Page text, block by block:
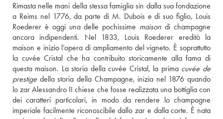
Rimasta nelle mani della stessa famiglia sin dalla sua fondazione
a Reims nel 1776, da parte di M. Dubois e di suo figlio, Louis
Roederer è oggi una delle pochissime maison di champagne
ancora indipendenti. Nel 1833, Louis Roederer ereditò la
maison e inizio l’opera di ampliamento del vigneto. È soprattutto
la cuvée Cristal che ha contribuito storicamente alla fama di
questa maison. La storia della cuvée Cristal, la prima cuvée de
prestige della storia della Champagne, inizia nel 1876 quando
lo zar Alessandro II chiese che fosse realizzata una bottiglia con
dei caratteri particolari, in modo da rendere lo champagne
imperiale facilmente riconoscibile dallo zar e dalla corte. È nata